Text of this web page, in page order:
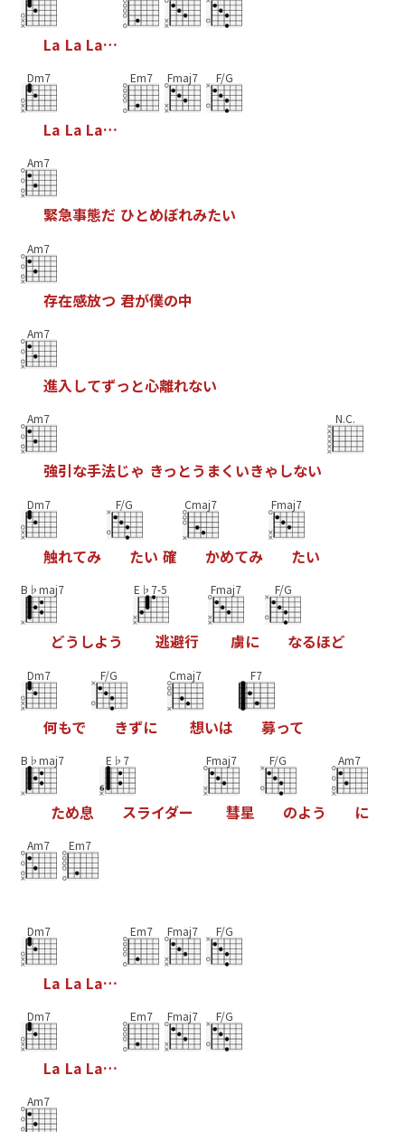
La La La…
Dm7
La La La…
Em7 Fmaj7 F/G
Am7
緊急事態だ ひとめぼれみたい
Am7
存在感放つ 君が僕の中
Am7
進入してずっ と心離れない
Am7
強引な手法じゃ きっ とう まく いきゃ しない
N.C.
Dm7
触れてみ
F/G
たい 確
Cmaj7
かめてみ
Fmaj7
たい
B♭maj7
どう しよう
E♭7-5
逃避行
Fmaj7
虜に
F/G
なるほど
Dm7
何もで
F/G
きずに
Cmaj7
想いは
F7
募って
B♭maj7
ため息
E♭7
スライダー
Fmaj7
彗星
F/G
のよう
Am7
に
Am7 Em7
Dm7
La La La…
Em7 Fmaj7 F/G
Dm7
La La La…
Em7 Fmaj7 F/G
Am7